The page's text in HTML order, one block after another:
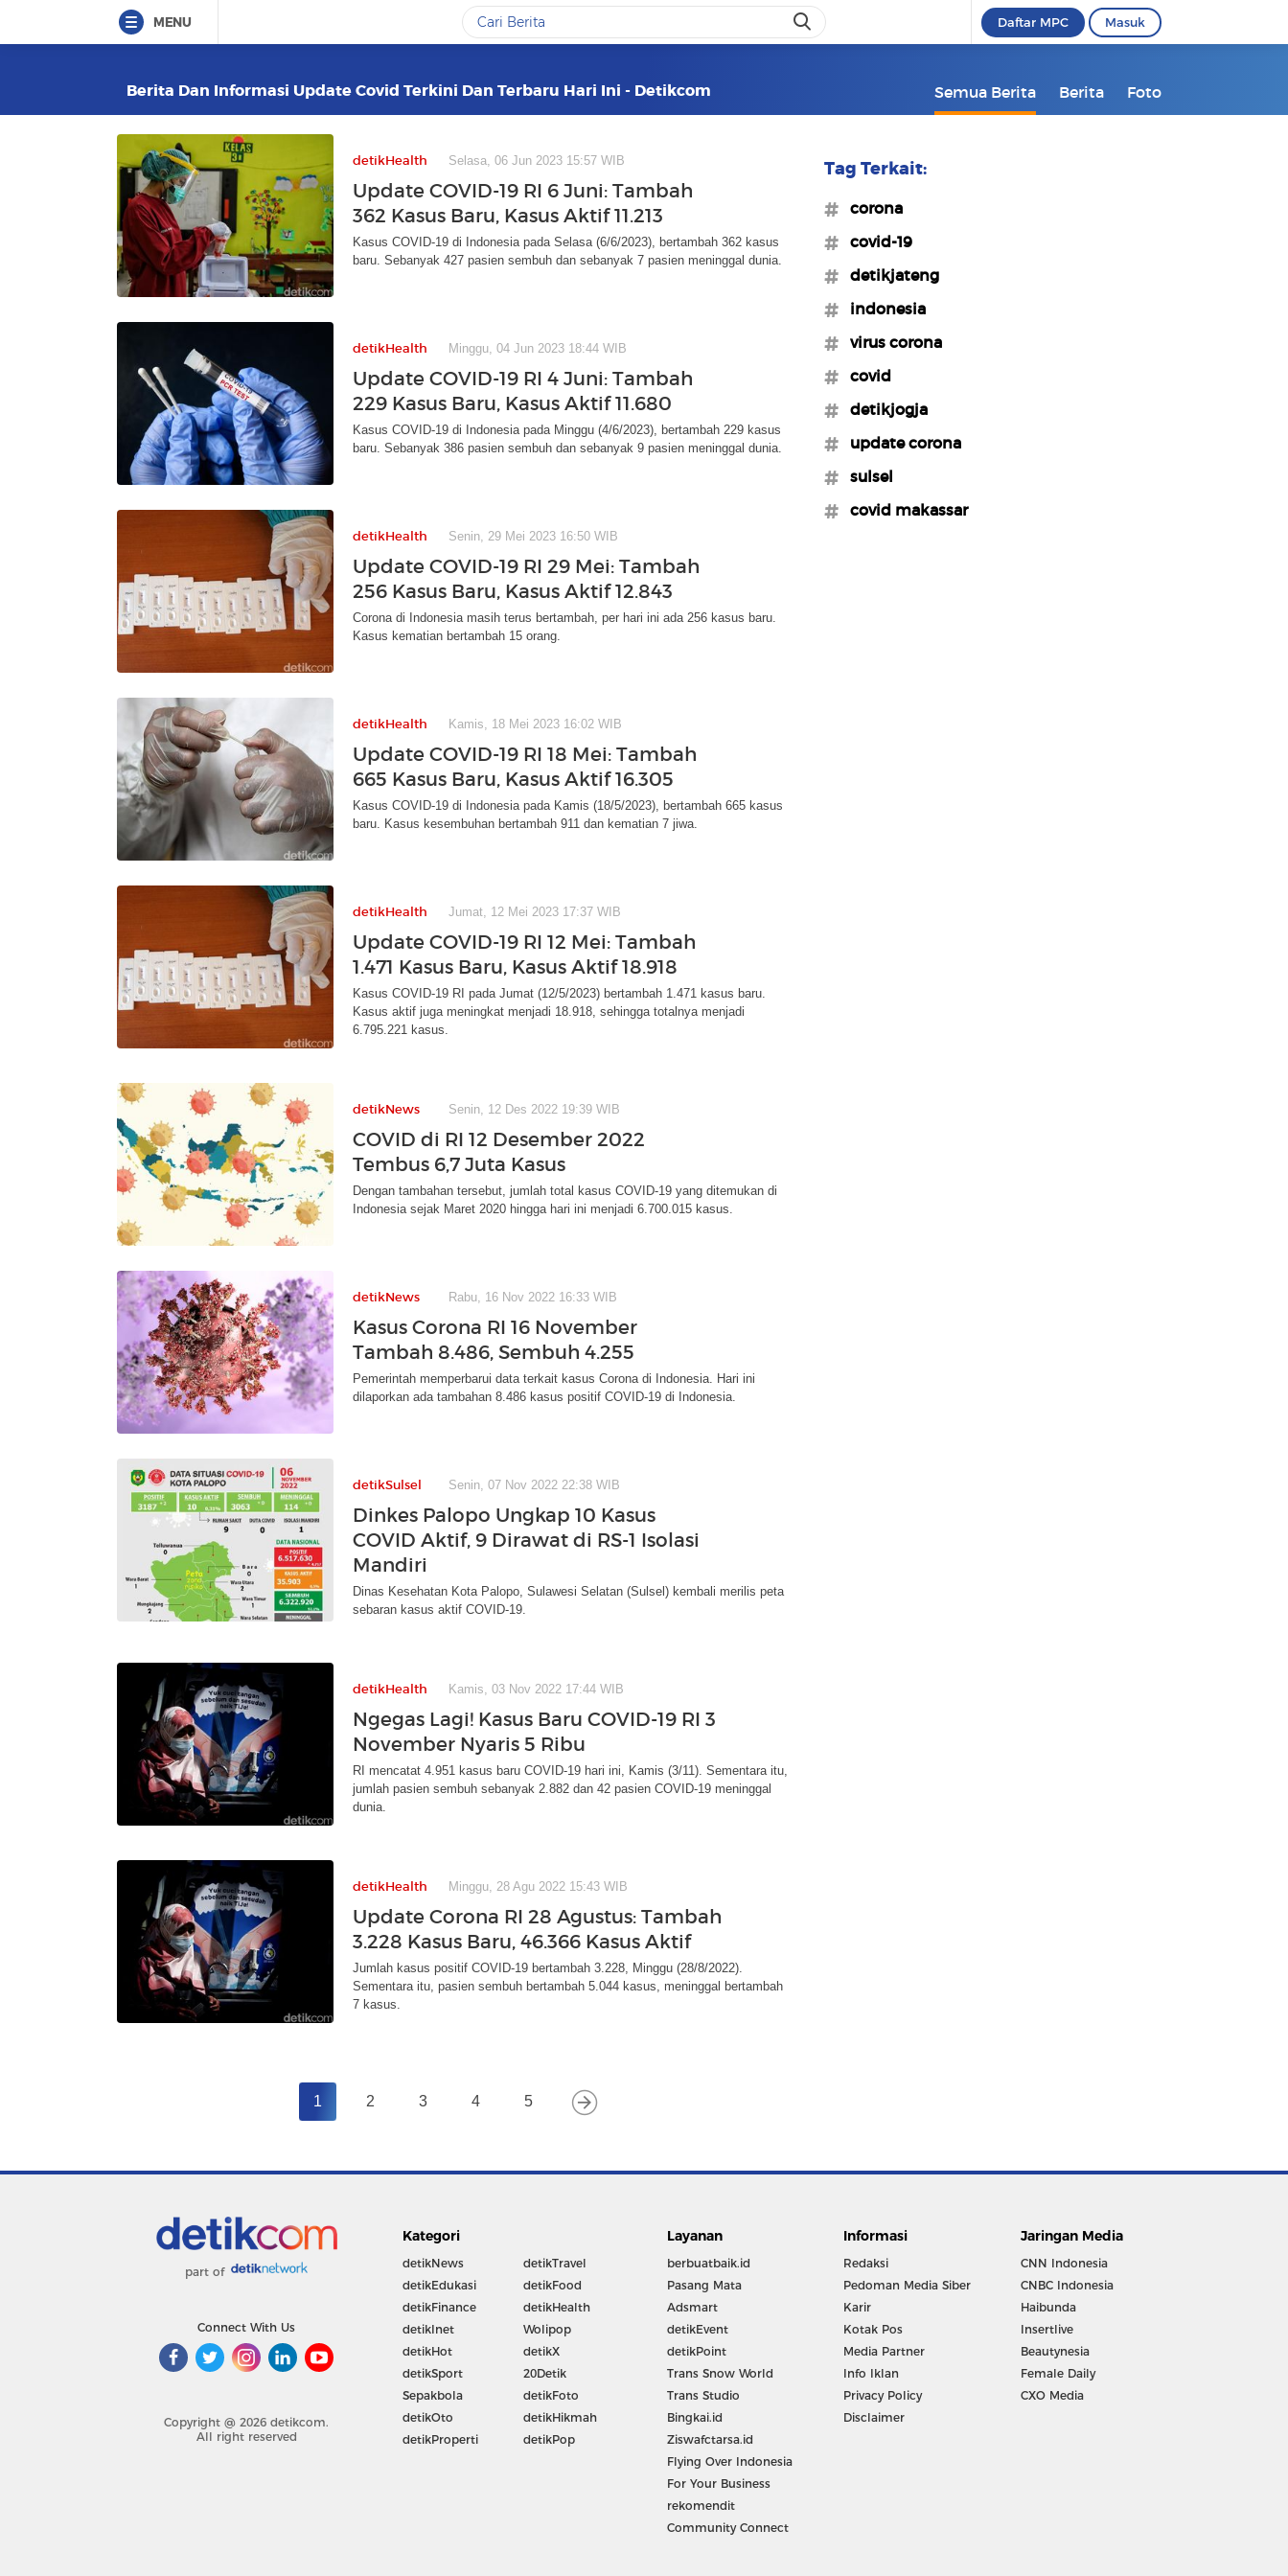
MENU Daftar MPC Masuk
Berita Dan Informasi Update Covid Terkini Dan Terbaru Hari Ini - Detikcom Semua Berita Berita Foto
detikHealth Selasa, 06 Jun 2023 15:57 WIB
Update COVID-19 RI 6 Juni: Tambah
362 Kasus Baru, Kasus Aktif 11.213
Kasus COVID-19 di Indonesia pada Selasa (6/6/2023), bertambah 362 kasus
baru. Sebanyak 427 pasien sembuh dan sebanyak 7 pasien meninggal dunia.
detikHealth Minggu, 04 Jun 2023 18:44 WIB
Update COVID-19 RI 4 Juni: Tambah
229 Kasus Baru, Kasus Aktif 11.680
Kasus COVID-19 di Indonesia pada Minggu (4/6/2023), bertambah 229 kasus
baru. Sebanyak 386 pasien sembuh dan sebanyak 9 pasien meninggal dunia.
detikHealth Senin, 29 Mei 2023 16:50 WIB
Update COVID-19 RI 29 Mei: Tambah
256 Kasus Baru, Kasus Aktif 12.843
Corona di Indonesia masih terus bertambah, per hari ini ada 256 kasus baru.
Kasus kematian bertambah 15 orang.
detikHealth Kamis, 18 Mei 2023 16:02 WIB
Update COVID-19 RI 18 Mei: Tambah
665 Kasus Baru, Kasus Aktif 16.305
Kasus COVID-19 di Indonesia pada Kamis (18/5/2023), bertambah 665 kasus
baru. Kasus kesembuhan bertambah 911 dan kematian 7 jiwa.
detikHealth Jumat, 12 Mei 2023 17:37 WIB
Update COVID-19 RI 12 Mei: Tambah
1.471 Kasus Baru, Kasus Aktif 18.918
Kasus COVID-19 RI pada Jumat (12/5/2023) bertambah 1.471 kasus baru.
Kasus aktif juga meningkat menjadi 18.918, sehingga totalnya menjadi
6.795.221 kasus.
detikNews Senin, 12 Des 2022 19:39 WIB
COVID di RI 12 Desember 2022
Tembus 6,7 Juta Kasus
Dengan tambahan tersebut, jumlah total kasus COVID-19 yang ditemukan di
Indonesia sejak Maret 2020 hingga hari ini menjadi 6.700.015 kasus.
detikNews Rabu, 16 Nov 2022 16:33 WIB
Kasus Corona RI 16 November
Tambah 8.486, Sembuh 4.255
Pemerintah memperbarui data terkait kasus Corona di Indonesia. Hari ini
dilaporkan ada tambahan 8.486 kasus positif COVID-19 di Indonesia.
detikSulsel Senin, 07 Nov 2022 22:38 WIB
Dinkes Palopo Ungkap 10 Kasus
COVID Aktif, 9 Dirawat di RS-1 Isolasi
Mandiri
Dinas Kesehatan Kota Palopo, Sulawesi Selatan (Sulsel) kembali merilis peta
sebaran kasus aktif COVID-19.
detikHealth Kamis, 03 Nov 2022 17:44 WIB
Ngegas Lagi! Kasus Baru COVID-19 RI 3
November Nyaris 5 Ribu
RI mencatat 4.951 kasus baru COVID-19 hari ini, Kamis (3/11). Sementara itu,
jumlah pasien sembuh sebanyak 2.882 dan 42 pasien COVID-19 meninggal
dunia.
detikHealth Minggu, 28 Agu 2022 15:43 WIB
Update Corona RI 28 Agustus: Tambah
3.228 Kasus Baru, 46.366 Kasus Aktif
Jumlah kasus positif COVID-19 bertambah 3.228, Minggu (28/8/2022).
Sementara itu, pasien sembuh bertambah 5.044 kasus, meninggal bertambah
7 kasus.
1 2 3 4 5
Tag Terkait:
#corona
#covid-19
#detikjateng
#indonesia
#virus corona
#covid
#detikjogja
#update corona
#sulsel
#covid makassar
part of
Connect With Us
Copyright @ 2026 detikcom.
All right reserved
Kategori
detikNews
detikEdukasi
detikFinance
detikInet
detikHot
detikSport
Sepakbola
detikOto
detikProperti
detikTravel
detikFood
detikHealth
Wolipop
detikX
20Detik
detikFoto
detikHikmah
detikPop
Layanan
berbuatbaik.id
Pasang Mata
Adsmart
detikEvent
detikPoint
Trans Snow World
Trans Studio
Bingkai.id
Ziswafctarsa.id
Flying Over Indonesia
For Your Business
rekomendit
Community Connect
Informasi
Redaksi
Pedoman Media Siber
Karir
Kotak Pos
Media Partner
Info Iklan
Privacy Policy
Disclaimer
Jaringan Media
CNN Indonesia
CNBC Indonesia
Haibunda
Insertlive
Beautynesia
Female Daily
CXO Media